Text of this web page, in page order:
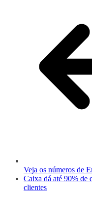
Veja os números de
Caixa dá até 90% de
clientes